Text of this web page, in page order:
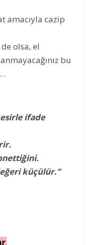
amacıyla cazip
olsa, el
bu
ifade
küçülür.”